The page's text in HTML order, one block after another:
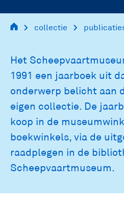
main
collectie
Het
1991 een jaarboek uit
onderwerp belicht aan
eigen collectie. De
koop in de
boekwinkels, via de
raadplegen in de
Scheepvaartmuseum.